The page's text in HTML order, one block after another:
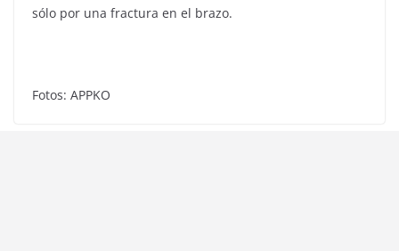
sólo por una fractura en el brazo.
Fotos: APPKO